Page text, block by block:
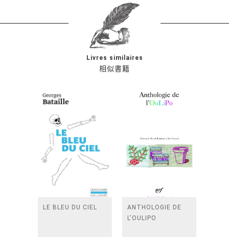
相似書籍
Livres similaires
LE BLEU DU CIEL
ANTHOLOGIE DE
L'OULIPO